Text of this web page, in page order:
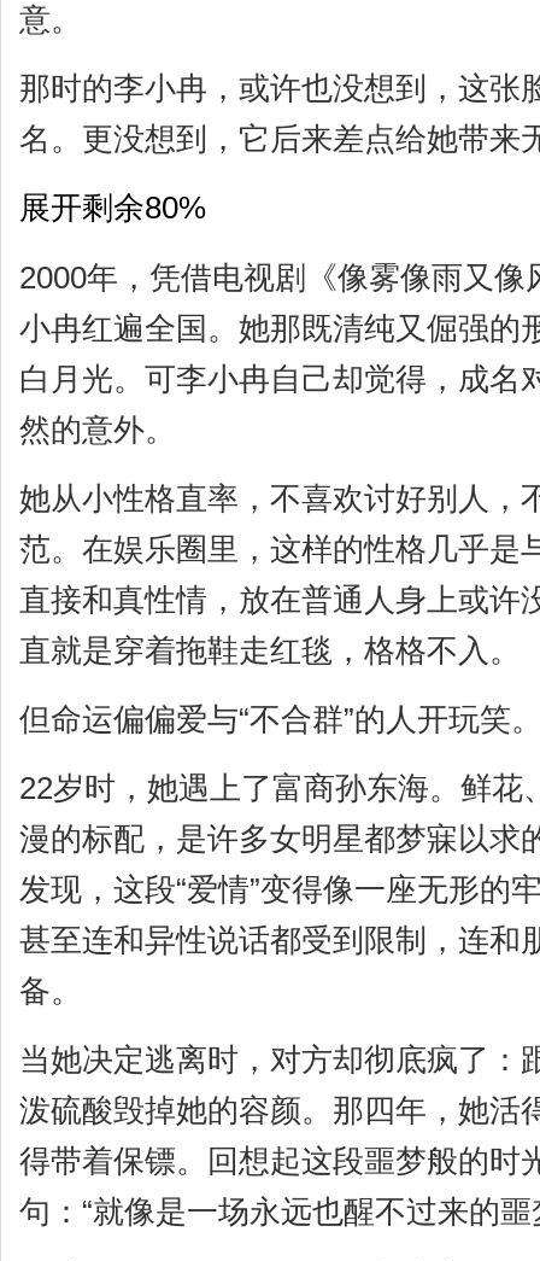
意。
那时的李小冉，或许也没想到，这张
名。更没想到，它后来差点给她带来
展开剩余80%
2000年，凭借电视剧《像雾像雨又
小冉红遍全国。她那既清纯又倔强的
白月光。可李小冉自己却觉得，成名
然的意外。
她从小性格直率，不喜欢讨好别人，
范。在娱乐圈里，这样的性格几乎是
直接和真性情，放在普通人身上或许
直就是穿着拖鞋走红毯，格格不入。
但命运偏偏爱与“不合群”的人开玩笑
22岁时，她遇上了富商孙东海。鲜花
漫的标配，是许多女明星都梦寐以求
发现，这段“爱情”变得像一座无形的
甚至连和异性说话都受到限制，连和
备。
当她决定逃离时，对方却彻底疯了：
泼硫酸毁掉她的容颜。那四年，她活
得带着保镖。回想起这段噩梦般的时
句：“就像是一场永远也醒不过来的噩